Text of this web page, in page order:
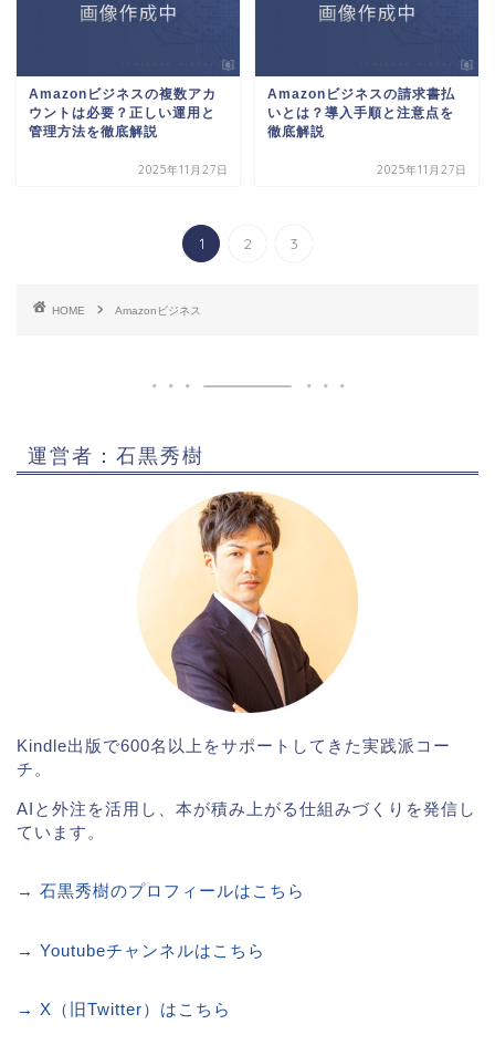
Amazonビジネスの複数アカ
ウントは必要？正しい運用と
管理方法を徹底解説
2025年11月27日
Amazonビジネスの請求書払
いとは？導入手順と注意点を
徹底解説
2025年11月27日
1 2 3
HOME Amazonビジネス
運営者：石黒秀樹
Kindle出版で600名以上をサポートしてきた実践派コー
チ。
AIと外注を活用し、本が積み上がる仕組みづくりを発信し
ています。
→ 石黒秀樹のプロフィールはこちら
→ Youtubeチャンネルはこちら
→ X（旧Twitter）はこちら